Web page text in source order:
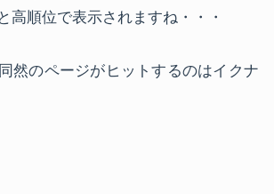
高順位で表示されますね・・・
然のページがヒットするのはイクナ